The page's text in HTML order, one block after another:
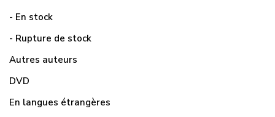
- En stock
- Rupture de stock
Autres auteurs
DVD
En langues étrangères